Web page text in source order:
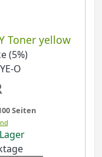
Toner yellow
(5%)
O
Seiten